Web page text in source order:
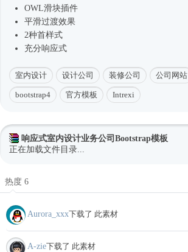
OWL滑块插件
平滑过渡效果
2种首样式
充分响应式
室内设计 设计公司 装修公司 公司网站
bootstrap4 官方模板 Intrexi
响应式室内设计业务公司Bootstrap模板
正在加载文件目录...
热度 6
Aurora_xxx下载了 此素材
A-zie下载了 此素材